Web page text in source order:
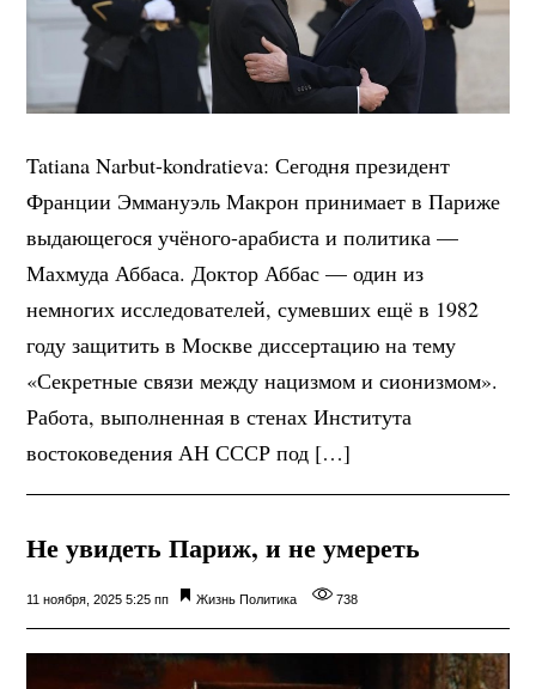
Tatiana Narbut-kondratieva: Сегодня президент
Франции Эммануэль Макрон принимает в Париже
выдающегося учёного-арабиста и политика —
Махмуда Аббаса. Доктор Аббас — один из
немногих исследователей, сумевших ещё в 1982
году защитить в Москве диссертацию на тему
«Секретные связи между нацизмом и сионизмом».
Работа, выполненная в стенах Института
востоковедения АН СССР под […]
Не увидеть Париж, и не умереть
11 ноября, 2025 5:25 пп Жизнь Политика 738